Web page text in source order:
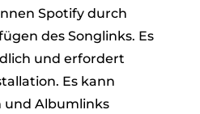
Spotify durch
des Songlinks. Es
und erfordert
Es kann
und Albumlinks